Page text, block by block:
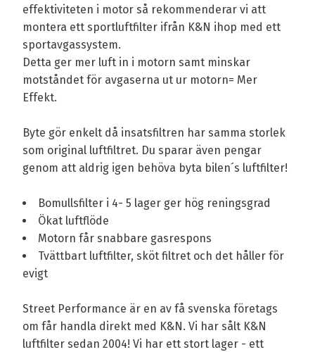
effektiviteten i motor så rekommenderar vi att
montera ett sportluftfilter ifrån K&N ihop med ett
sportavgassystem.
Detta ger mer luft in i motorn samt minskar
motståndet för avgaserna ut ur motorn= Mer
Effekt.
Byte gör enkelt då insatsfiltren har samma storlek
som original luftfiltret. Du sparar även pengar
genom att aldrig igen behöva byta bilen´s luftfilter!
Bomullsfilter i 4- 5 lager ger hög reningsgrad
Ökat luftflöde
Motorn får snabbare gasrespons
Tvättbart luftfilter, sköt filtret och det håller för
evigt
Street Performance är en av få svenska företags
om får handla direkt med K&N. Vi har sålt K&N
luftfilter sedan 2004! Vi har ett stort lager - ett